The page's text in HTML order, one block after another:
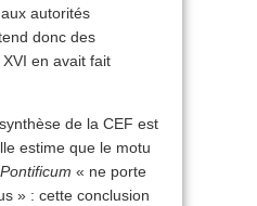
autorités
donc des
en avait fait
de la CEF est
estime que le motu
« ne porte
» : cette conclusion